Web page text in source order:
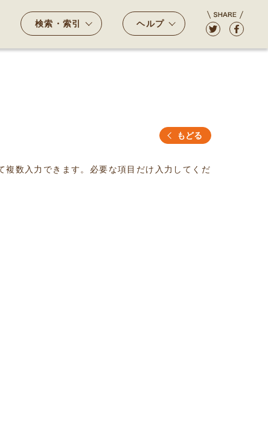
検索・索引 ヘルプ
もどる
数入力できます。必要な項目だけ入力してくだ